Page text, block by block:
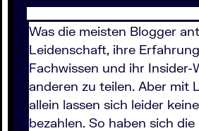
Was die meisten Blogger
Leidenschaft, ihre
Fachwissen und ihr Insider-
anderen zu teilen. Aber mit
allein lassen sich leider
bezahlen. So haben sich die